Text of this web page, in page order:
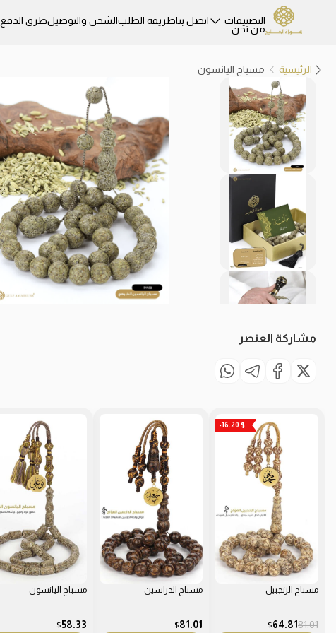
التصنيفات اتصل بناطريقة الطلبالشحن والتوصيلطرق الدفع
من نحن
الرئيسية مسباح اليانسون
مشاركة العنصر
-16.20 $
مسباح الزنجبيل
81.01
64.81
$
مسباح الدراسين
81.01
$
مسباح اليانسون
58.33
$